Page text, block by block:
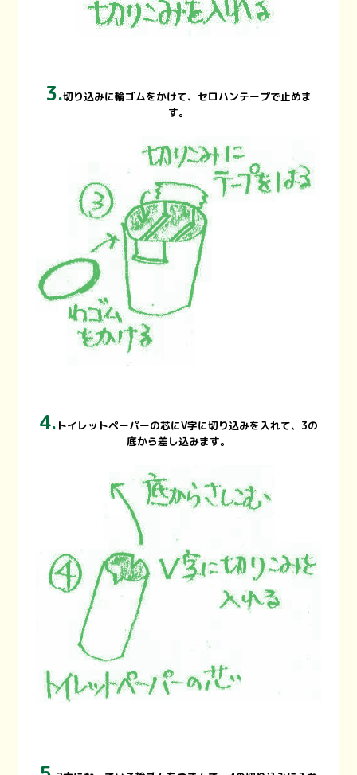
3.切り込みに輪ゴムをかけて、セロハンテープで止めま
す。
4. トイレットペーパーの芯にV字に切り込みを入れて、3の
底から差し込みます。